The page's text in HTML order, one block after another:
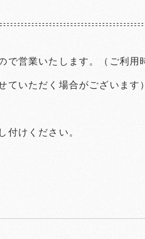
で営業いたします。（ご利用
ていただく場合がございます）
付けください。